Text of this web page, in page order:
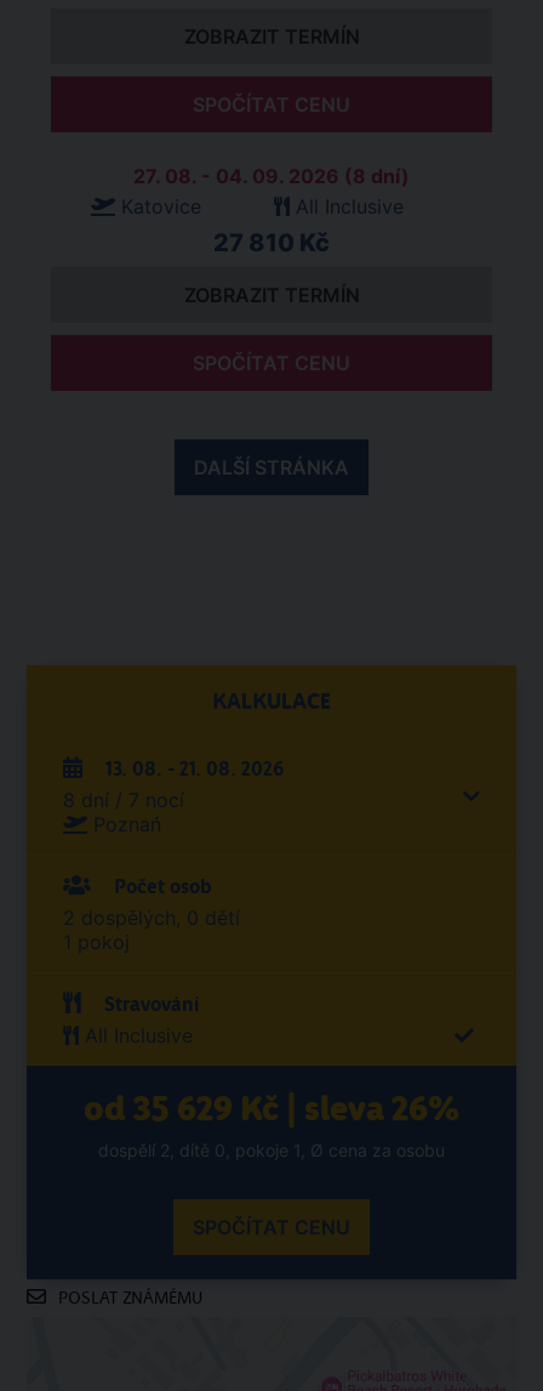
ZOBRAZIT TERMÍN
SPOČÍTAT CENU
27. 08. - 04. 09. 2026 (8 dní)
Katovice
All Inclusive
27 810 Kč
ZOBRAZIT TERMÍN
SPOČÍTAT CENU
DALŠÍ STRÁNKA
KALKULACE
13. 08. - 21. 08. 2026
8 dní / 7 nocí
Poznań
Počet osob
2 dospělých, 0 dětí
1 pokoj
Stravování
All Inclusive
od 35 629 Kč | sleva 26%
dospělí 2, dítě 0, pokoje 1, Ø cena za osobu
SPOČÍTAT CENU
POSLAT ZNÁMÉMU